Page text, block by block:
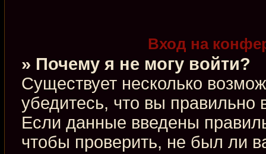
Вход на
» Почему я не могу войти?
Существует несколько
убедитесь, что вы правильно
Если данные введены
чтобы проверить, не был ли